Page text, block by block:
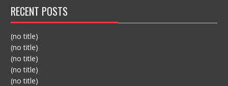
RECENT POSTS
(no title)
(no title)
(no title)
(no title)
(no title)